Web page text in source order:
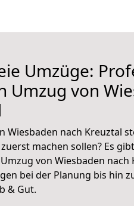
Umzüge:
Umzug von
Wiesbaden nach Kreuztal
machen sollen? Es
von Wiesbaden nach
bei der Planung bis hin
& Gut.